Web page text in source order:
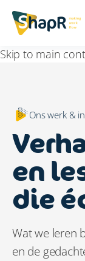
Skip to main
Ons werk &
en
die
Wat we leren
en de